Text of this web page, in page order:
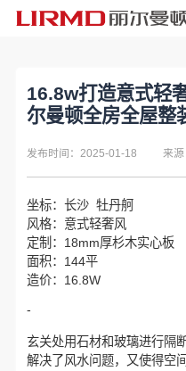
16.8w打造意式轻
尔曼顿全房全屋整
发布时间：2025-01-18 来源
坐标：长沙 牡丹舸
风格：意式轻奢风
定制：18mm厚杉木实心板
面积：144平
造价：16.8W
-
玄关处用石材和玻璃进行隔
解决了风水问题，又使得空